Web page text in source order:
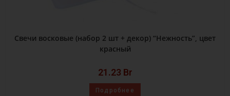
Свечи восковые (набор 2 шт + декор) “Нежность”, цвет
красный
21.23 Br
Подробнее